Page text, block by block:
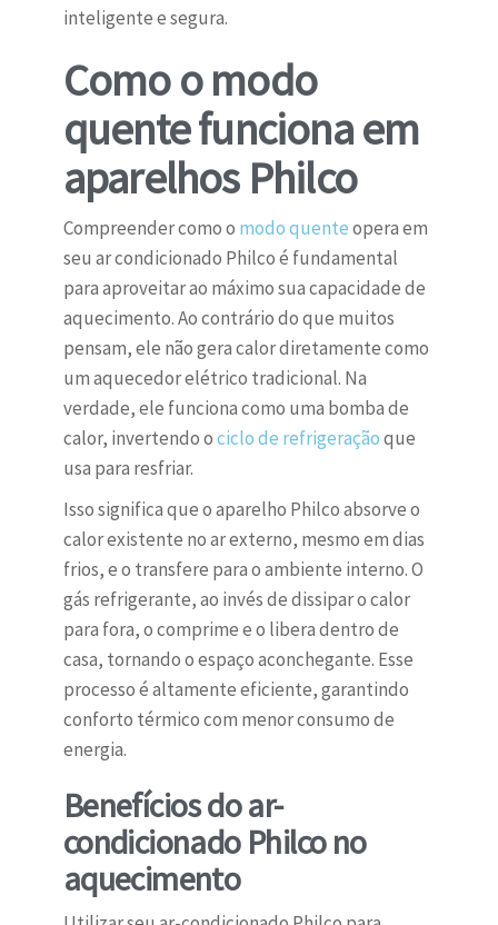
inteligente e segura.
Como o modo
quente funciona em
aparelhos Philco
Compreender como o modo quenteopera em
seu ar condicionado Philco é fundamental
para aproveitar ao máximo sua capacidade de
aquecimento. Ao contrário do que muitos
pensam, ele não gera calor diretamente como
um aquecedor elétrico tradicional. Na
verdade, ele funciona como uma bomba de
calor, invertendo ociclo de refrigeraçãoque
usa para resfriar.
Isso significa que o aparelho Philco absorve o
calor existente no ar externo, mesmo em dias
frios, e o transfere para o ambiente interno. O
gás refrigerante, ao invés de dissipar o calor
para fora, o comprime e o libera dentro de
casa, tornando o espaço aconchegante. Esse
processo é altamente eficiente, garantindo
conforto térmico com menor consumo de
energia.
Benefícios do ar-
condicionado Philco no
aquecimento